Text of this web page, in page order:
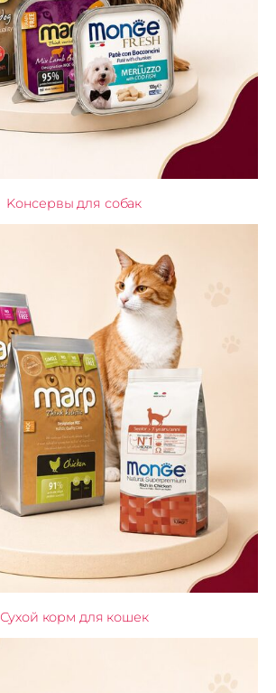
Kонсервы для собак
Сухой корм для кошек